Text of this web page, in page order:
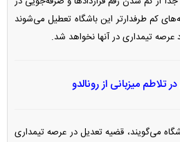
کم طرفدارتر این باشگاه تعطیل می‌شوند
تلاطم میزبانی از رونالدو
می‌گویند، قضیه تعدیل در عرصه تیمداری